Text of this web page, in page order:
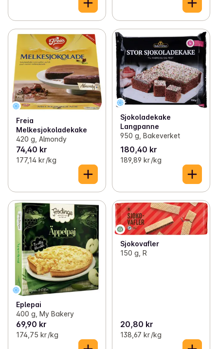
Freia
Melkesjokoladekake
420 g, Almondy
74,40 kr
177,14 kr /kg
Sjokoladekake
Langpanne
950 g, Bakeverket
180,40 kr
189,89 kr /kg
Eplepai
400 g, My Bakery
69,90 kr
174,75 kr /kg
Sjokovafler
150 g, R
20,80 kr
138,67 kr /kg